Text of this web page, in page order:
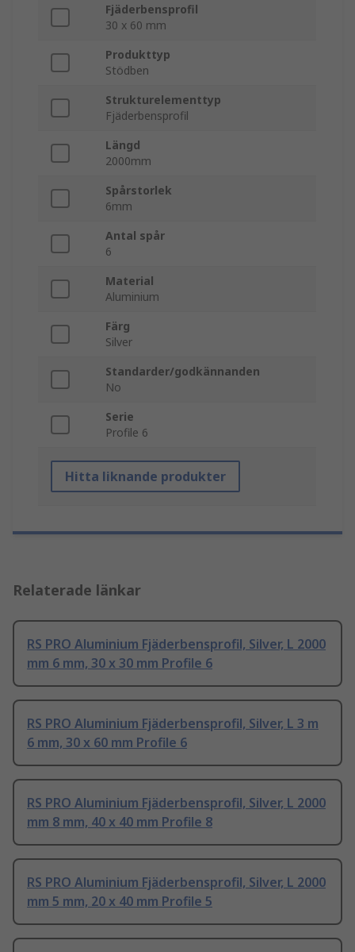
Fjäderbensprofil
30 x 60 mm
Produkttyp
Stödben
Strukturelementtyp
Fjäderbensprofil
Längd
2000mm
Spårstorlek
6mm
Antal spår
6
Material
Aluminium
Färg
Silver
Standarder/godkännanden
No
Serie
Profile 6
Hitta liknande produkter
Relaterade länkar
RS PRO Aluminium Fjäderbensprofil, Silver, L 2000
mm 6 mm, 30 x 30 mm Profile 6
RS PRO Aluminium Fjäderbensprofil, Silver, L 3 m
6 mm, 30 x 60 mm Profile 6
RS PRO Aluminium Fjäderbensprofil, Silver, L 2000
mm 8 mm, 40 x 40 mm Profile 8
RS PRO Aluminium Fjäderbensprofil, Silver, L 2000
mm 5 mm, 20 x 40 mm Profile 5